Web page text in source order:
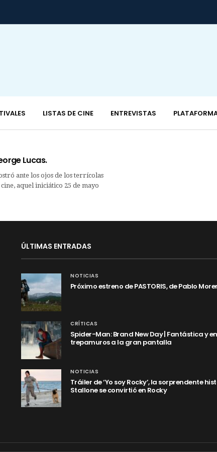
LISTAS DE CINE ENTREVISTAS
Lucas.
ante los ojos de los terrícolas
aquel iniciático 25 de mayo
ÚLTIMAS ENTRADAS
NOTICIAS
Próximo estreno de PASTORIS, de Pablo
CRÍTICAS
Spider-Man: Brand New Day | Fantástica y
trepamuros a la gran pantalla
NOTICIAS
Tráiler de ‘Yo soy Rocky’, la sorprendente
Stallone se convirtió en Rocky